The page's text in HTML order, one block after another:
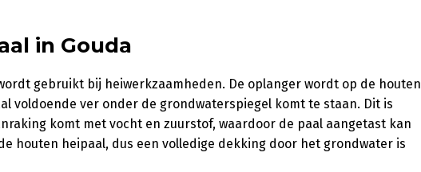
in Gouda
gebruikt bij heiwerkzaamheden. De oplanger wordt op de houten
voldoende ver onder de grondwaterspiegel komt te staan. Dit is
komt met vocht en zuurstof, waardoor de paal aangetast kan
houten heipaal, dus een volledige dekking door het grondwater is